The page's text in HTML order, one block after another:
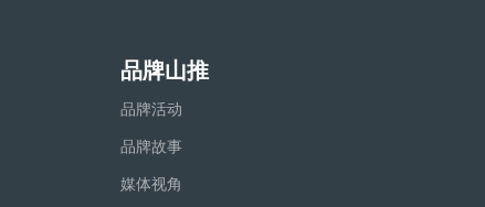
品牌山推
品牌活动
品牌故事
媒体视角